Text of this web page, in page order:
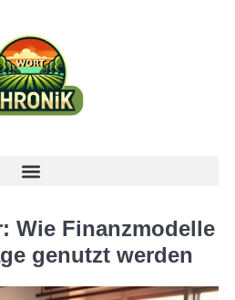
Wie Finanzmodelle
genutzt werden